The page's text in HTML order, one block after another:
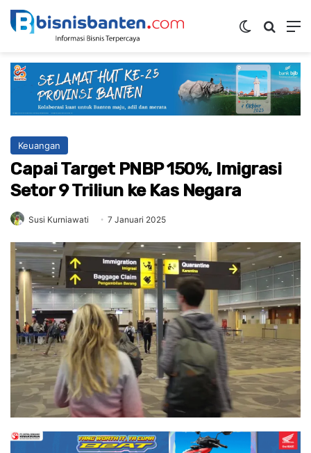
Switch skin
Keuangan
Capai Target PNBP 150%, Imigrasi
Setor 9 Triliun ke Kas Negara
Susi Kurniawati 7 Januari 2025